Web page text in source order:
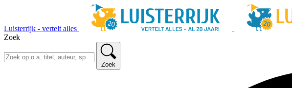
Luisterrijk - vertelt alles
Zoek
Zoek